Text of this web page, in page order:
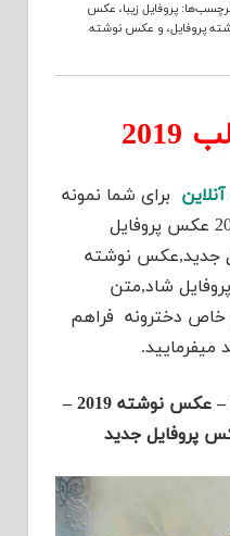
پروفایل زیبا، عکس
پروفایل، و عکس نوشته
آنلاین برای شما نمونه
هایی متن پروفایل جالب 2019 عکس پروفایل
جدید,عکس نوشته
شاد,متن
خاص دخترونه فراهم
میفرمایید.
عکس نوشته پروفایل 2019 – عکس نوشته 2019 –